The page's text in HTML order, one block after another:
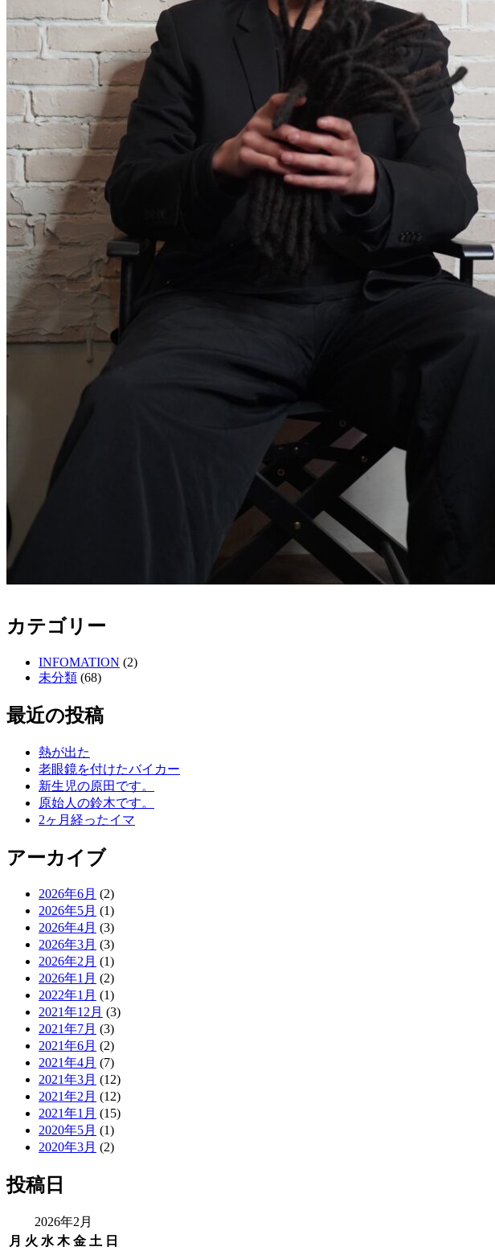
カテゴリー
INFOMATION (2)
未分類 (68)
最近の投稿
熱が出た
老眼鏡を付けたバイカー
新生児の原田です。
原始人の鈴木です。
2ヶ月経ったイマ
アーカイブ
2026年6月 (2)
2026年5月 (1)
2026年4月 (3)
2026年3月 (3)
2026年2月 (1)
2026年1月 (2)
2022年1月 (1)
2021年12月 (3)
2021年7月 (3)
2021年6月 (2)
2021年4月 (7)
2021年3月 (12)
2021年2月 (12)
2021年1月 (15)
2020年5月 (1)
2020年3月 (2)
投稿日
2026年2月
月 火 水 木 金 土 日